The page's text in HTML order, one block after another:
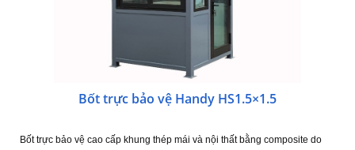
Bốt trực bảo vệ Handy HS1.5×1.5
Bốt trực bảo vệ cao cấp khung thép mái và nội thất bằng composite do